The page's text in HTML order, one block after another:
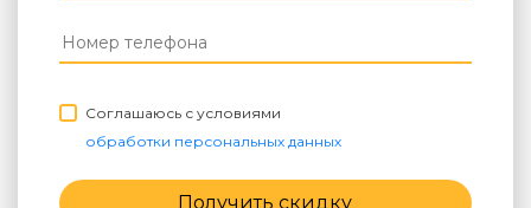
Соглашаюсь с условиями
обработки персональных данных
Получить скидку